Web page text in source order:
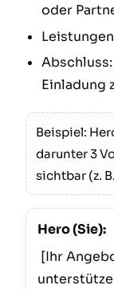
oder
Einladung
Beispiel:
darunter 3
sichtbar (z.
Hero (Sie):